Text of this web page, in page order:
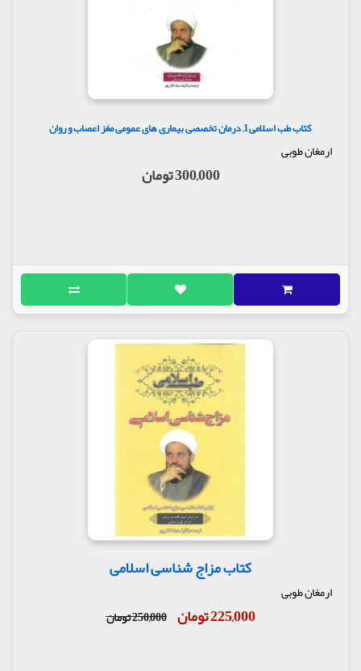
کتاب طب اسلامی1, درمان تخصصی بیماری های عمومی مغز اعصاب و روان
ارمغان طوبی
300,000 تومان
کتاب مزاج شناسی اسلامی
ارمغان طوبی
225,000 تومان 250,000 تومان